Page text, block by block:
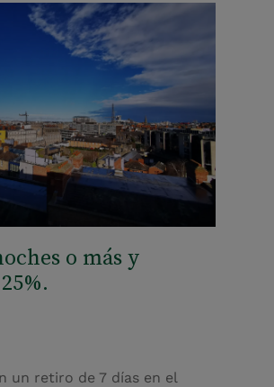
o más y
un retiro de 7 días en el